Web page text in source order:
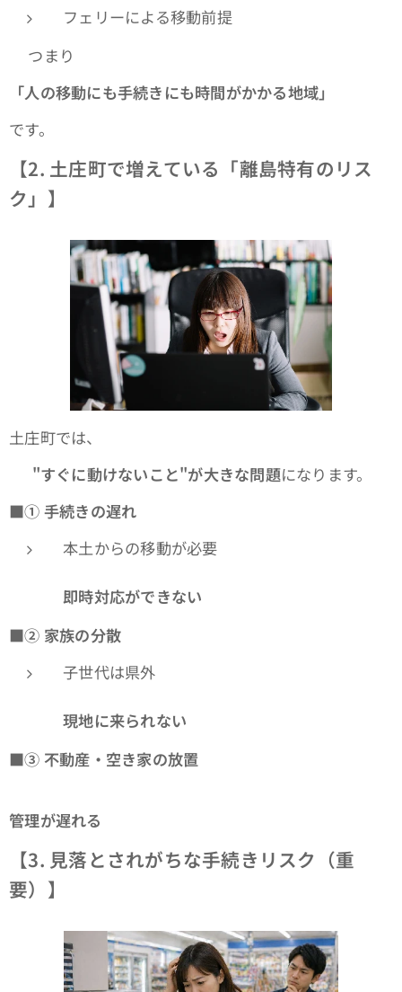
フェリーによる移動前提
👉つまり
「人の移動にも手続きにも時間がかかる地域」
です。
【2. 土庄町で増えている「離島特有のリス
ク」】
土庄町では、
"すぐに動けないこと"が大きな問題になります。
■① 手続きの遅れ
本土からの移動が必要
即時対応ができない
■② 家族の分散
子世代は県外
現地に来られない
■③ 不動産・空き家の放置
管理が遅れる
【3. 見落とされがちな手続きリスク（重
要）】